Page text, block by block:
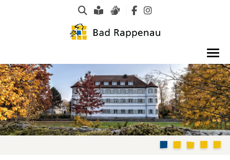
Suche
Leichte Sprache
Gebärdensprachen